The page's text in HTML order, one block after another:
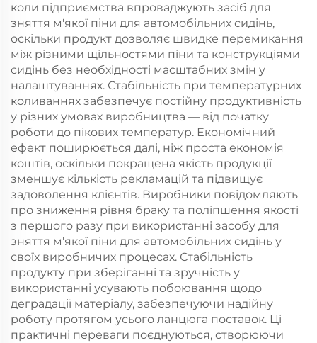
коли підприємства впроваджують засіб для
зняття м'якої піни для автомобільних сидінь,
оскільки продукт дозволяє швидке перемикання
між різними щільностями піни та конструкціями
сидінь без необхідності масштабних змін у
налаштуваннях. Стабільність при температурних
коливаннях забезпечує постійну продуктивність
у різних умовах виробництва — від початку
роботи до пікових температур. Економічний
ефект поширюється далі, ніж проста економія
коштів, оскільки покращена якість продукції
зменшує кількість рекламацій та підвищує
задоволення клієнтів. Виробники повідомляють
про зниження рівня браку та поліпшення якості
з першого разу при використанні засобу для
зняття м'якої піни для автомобільних сидінь у
своїх виробничих процесах. Стабільність
продукту при зберіганні та зручність у
використанні усувають побоювання щодо
деградації матеріалу, забезпечуючи надійну
роботу протягом усього ланцюга поставок. Ці
практичні переваги поєднуються, створюючи